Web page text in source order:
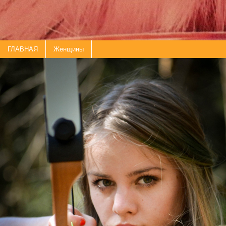
ГЛАВНАЯ Женщины